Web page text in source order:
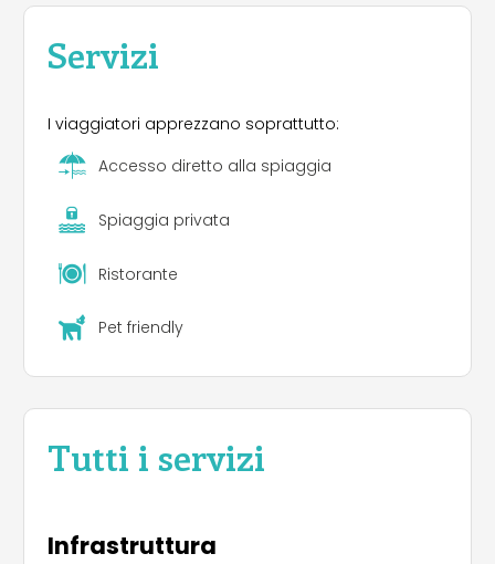
Servizi
I viaggiatori apprezzano soprattutto:
Accesso diretto alla spiaggia
Spiaggia privata
Ristorante
Pet friendly
Tutti i servizi
Infrastruttura